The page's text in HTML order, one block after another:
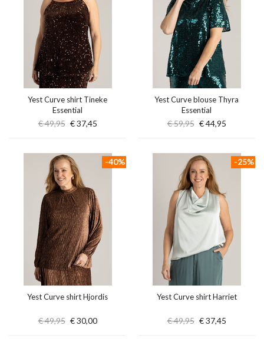
Yest Curve shirt Tineke
Essential
€ 49,95 € 37,45
Yest Curve blouse Thyra
Essential
€ 59,95 € 44,95
Yest Curve shirt Hjordis
€ 49,95 € 30,00
-40%
Yest Curve shirt Harriet
€ 49,95 € 37,45
-25%